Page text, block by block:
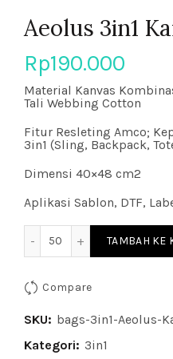
Aeolus 3in1
Rp190.000
Material Kanvas
Tali Webbing Cotton
Fitur Resleting Amco;
3in1 (Sling, Backpack,
Dimensi 40×48 cm2
Aplikasi Sablon, DTF,
Kuantitas Aeolus 3in1
TAMBAH KE
Compare
SKU: bags-3in1-Aeolus-
Kategori: 3in1